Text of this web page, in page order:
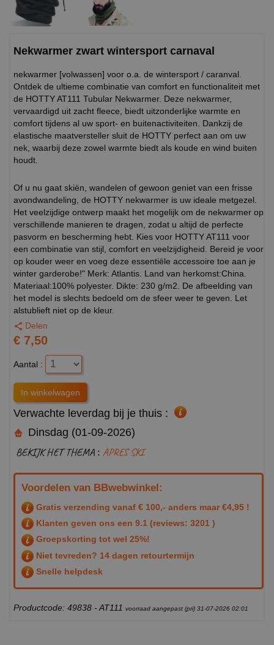
Nekwarmer zwart wintersport carnaval
nekwarmer [volwassen] voor o.a. de wintersport / caranval.
Ontdek de ultieme combinatie van comfort en functionaliteit met
de HOTTY AT111 Tubular Nekwarmer. Deze nekwarmer,
vervaardigd uit zacht fleece, biedt uitzonderlijke warmte en
comfort tijdens al uw sport- en buitenactiviteiten. Dankzij de
elastische maatversteller sluit de HOTTY perfect aan om uw
nek, waarbij deze zowel warmte biedt als koude en wind buiten
houdt.
Of u nu gaat skiën, wandelen of gewoon geniet van een frisse
avondwandeling, de HOTTY nekwarmer is uw ideale metgezel.
Het veelzijdige ontwerp maakt het mogelijk om de nekwarmer op
verschillende manieren te dragen, zodat u altijd de perfecte
pasvorm en bescherming hebt. Kies voor HOTTY AT111 voor
een combinatie van stijl, comfort en veelzijdigheid. Bereid je voor
op kouder weer en voeg deze essentiële accessoire toe aan je
winter garderobe!" Merk: Atlantis. Land van herkomst:China.
Materiaal:100% polyester. Dikte: 230 g/m2. De afbeelding van
het model is slechts bedoeld om de sfeer weer te geven. Let
alstublieft niet op de kleur.
Delen
€ 7,50
Aantal :
Verwachte leverdag bij je thuis :
Dinsdag (01-09-2026)
BEKIJK HET THEMA : APRES SKI
Voordelen van BBwebwinkel:
Gratis verzending vanaf € 100,- anders maar €4,95 !
Klanten geven ons een 9.1 (reviews: 3201 )
Groepskorting tot wel 25%!
Niet tevreden? 14 dagen retourtermijn
Snelle helpdesk
Productcode: 49838 - AT111 voorraad aangepast (pri) 31-07-2026 02:01